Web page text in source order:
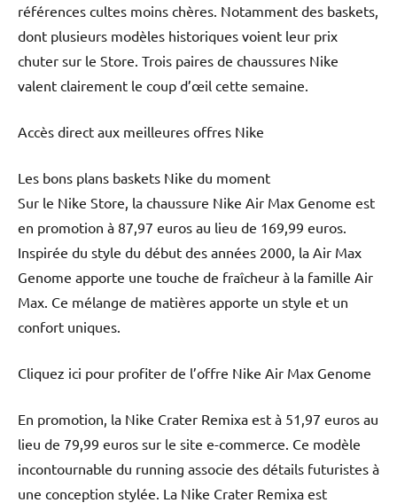
références cultes moins chères. Notamment des baskets,
dont plusieurs modèles historiques voient leur prix
chuter sur le Store. Trois paires de chaussures Nike
valent clairement le coup d’œil cette semaine.
Accès direct aux meilleures offres Nike
Les bons plans baskets Nike du moment
Sur le Nike Store, la chaussure Nike Air Max Genome est
en promotion à 87,97 euros au lieu de 169,99 euros.
Inspirée du style du début des années 2000, la Air Max
Genome apporte une touche de fraîcheur à la famille Air
Max. Ce mélange de matières apporte un style et un
confort uniques.
Cliquez ici pour profiter de l’offre Nike Air Max Genome
En promotion, la Nike Crater Remixa est à 51,97 euros au
lieu de 79,99 euros sur le site e-commerce. Ce modèle
incontournable du running associe des détails futuristes à
une conception stylée. La Nike Crater Remixa est